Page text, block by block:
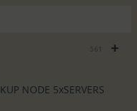
+
NODE 5xSERVERS